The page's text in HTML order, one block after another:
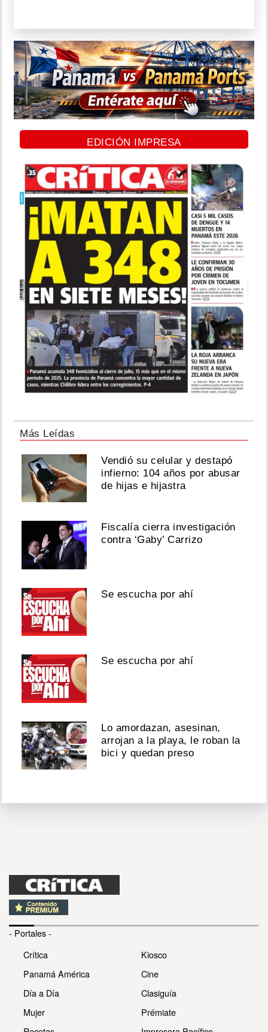
EDICIÓN IMPRESA
Más Leídas
Vendió su celular y destapó
infierno: 104 años por abusar
de hijas e hijastra
Fiscalía cierra investigación
contra ‘Gaby’ Carrizo
Se escucha por ahí
Se escucha por ahí
Lo amordazan, asesinan,
arrojan a la playa, le roban la
bici y quedan preso
- Portales -
Crítica
Panamá América
Día a Día
Mujer
Kiosco
Cine
Clasiguía
Prémiate